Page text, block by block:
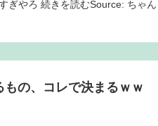
ぎやろ 続きを読むSource: ちゃん
もの、コレで決まるｗｗ